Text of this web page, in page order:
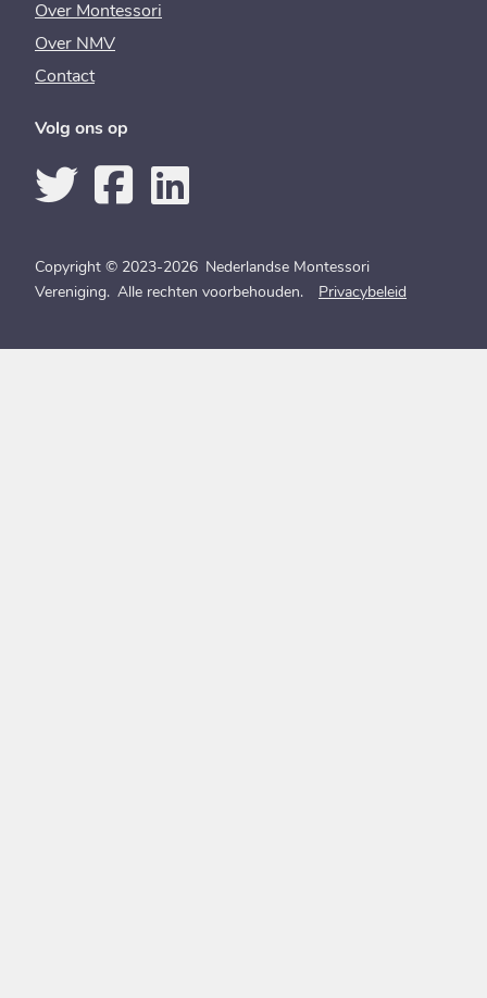
Over Montessori
Over NMV
Contact
Volg ons op
Copyright © 2023-2026 Nederlandse Montessori
Vereniging. Alle rechten voorbehouden. Privacybeleid